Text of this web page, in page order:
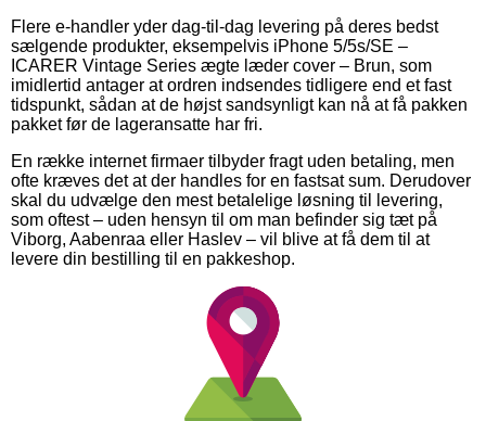
Flere e-handler yder dag-til-dag levering på deres bedst
sælgende produkter, eksempelvis iPhone 5/5s/SE –
ICARER Vintage Series ægte læder cover – Brun, som
imidlertid antager at ordren indsendes tidligere end et fast
tidspunkt, sådan at de højst sandsynligt kan nå at få pakken
pakket før de lageransatte har fri.
En række internet firmaer tilbyder fragt uden betaling, men
ofte kræves det at der handles for en fastsat sum. Derudover
skal du udvælge den mest betalelige løsning til levering,
som oftest – uden hensyn til om man befinder sig tæt på
Viborg, Aabenraa eller Haslev – vil blive at få dem til at
levere din bestilling til en pakkeshop.